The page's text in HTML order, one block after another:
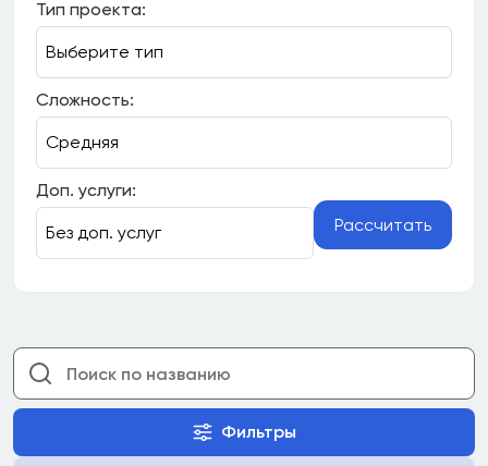
Тип проекта:
Сложность:
Доп. услуги:
Рассчитать
Фильтры